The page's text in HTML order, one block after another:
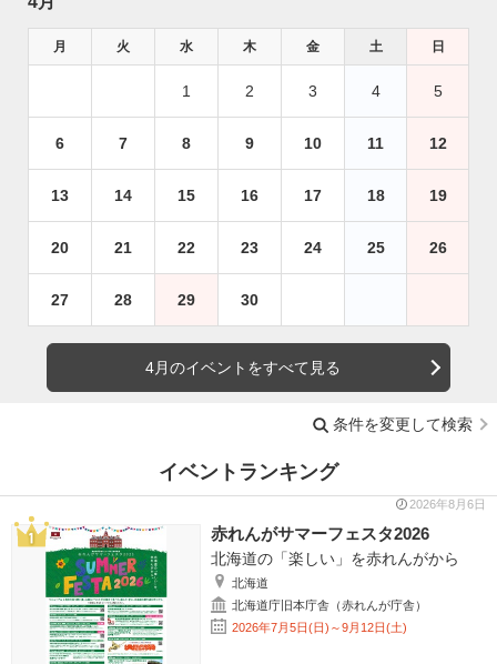
月 火 水 木 金 土 日
1 2 3 4 5
6 7 8 9 10 11 12
13 14 15 16 17 18 19
20 21 22 23 24 25 26
27 28 29 30
4月のイベントをすべて見る
条件を変更して検索
イベントランキング
2026年8月6日
赤れんがサマーフェスタ2026
北海道の「楽しい」を赤れんがから
北海道
北海道庁旧本庁舎（赤れんが庁舎）
2026年7月5日(日)～9月12日(土)